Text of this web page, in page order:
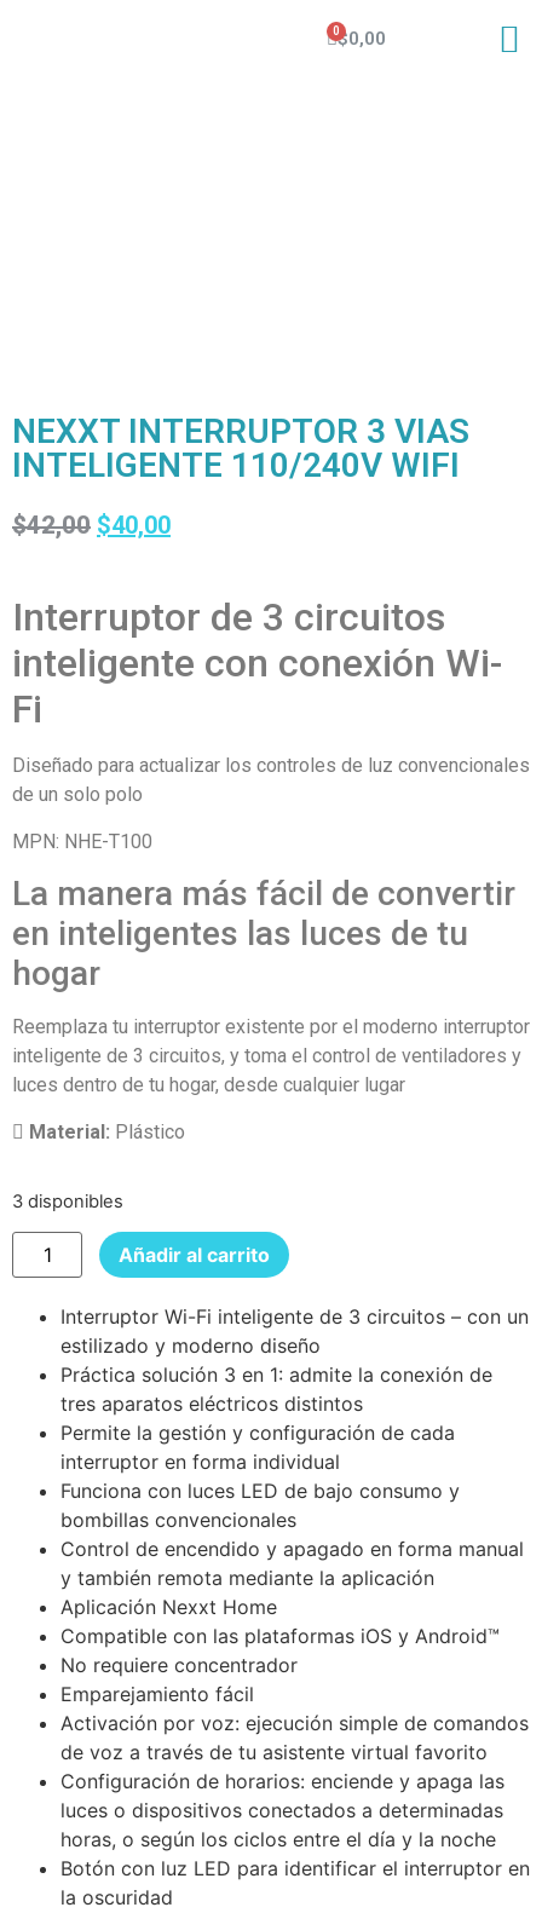
$0,00
NEXXT INTERRUPTOR 3 VIAS
INTELIGENTE 110/240V WIFI
$42,00 $40,00
Interruptor de 3 circuitos
inteligente con conexión Wi-
Fi
Diseñado para actualizar los controles de luz convencionales
de un solo polo
MPN: NHE-T100
La manera más fácil de convertir
en inteligentes las luces de tu
hogar
Reemplaza tu interruptor existente por el moderno interruptor
inteligente de 3 circuitos, y toma el control de ventiladores y
luces dentro de tu hogar, desde cualquier lugar
Material: Plástico
3 disponibles
Añadir al carrito
Interruptor Wi-Fi inteligente de 3 circuitos – con un
estilizado y moderno diseño
Práctica solución 3 en 1: admite la conexión de
tres aparatos eléctricos distintos
Permite la gestión y configuración de cada
interruptor en forma individual
Funciona con luces LED de bajo consumo y
bombillas convencionales
Control de encendido y apagado en forma manual
y también remota mediante la aplicación
Aplicación Nexxt Home
Compatible con las plataformas iOS y Android™
No requiere concentrador
Emparejamiento fácil
Activación por voz: ejecución simple de comandos
de voz a través de tu asistente virtual favorito
Configuración de horarios: enciende y apaga las
luces o dispositivos conectados a determinadas
horas, o según los ciclos entre el día y la noche
Botón con luz LED para identificar el interruptor en
la oscuridad